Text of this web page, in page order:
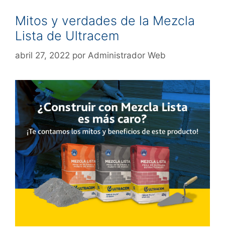
Mitos y verdades de la Mezcla
Lista de Ultracem
abril 27, 2022 por Administrador Web